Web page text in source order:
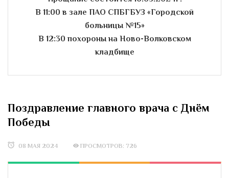
В 11:00 в зале ПАО СПБГБУЗ «Городской
больницы №15»
В 12:30 похороны на Ново-Волковском
кладбище
Поздравление главного врача с Днём
Победы
08 МАЯ 2024 ПРОСМОТРОВ: 726